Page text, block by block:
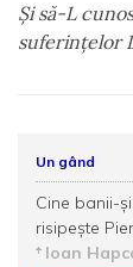
Şi să-L
suferinţelor
Un gând
Cine banii-
risipește
Ioan